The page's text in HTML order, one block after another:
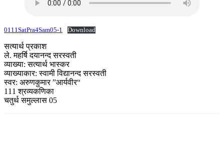
0111SatPra4Sam05-1 Download
सत्यार्थ प्रकाश
ले. महर्षि दयानन्द सरस्वती
व्याख्या: सत्यार्थ भास्कर
व्याख्याकार: स्वामी विद्यानन्द सरस्वती
स्वर: अरुणकुमार ”आर्यवीर“
111 श्रव्यकणिका
चतुर्थ समुल्लास 05